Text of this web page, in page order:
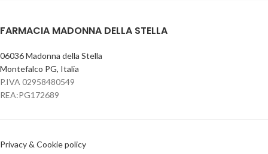
FARMACIA MADONNA DELLA STELLA
06036 Madonna della Stella
Montefalco PG, Italia
P.IVA 02958480549
REA:PG172689
Privacy & Cookie policy